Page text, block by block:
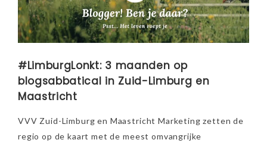
#LimburgLonkt: 3 maanden op
blogsabbatical in Zuid-Limburg en
Maastricht
VVV Zuid-Limburg en Maastricht Marketing zetten de
regio op de kaart met de meest omvangrijke